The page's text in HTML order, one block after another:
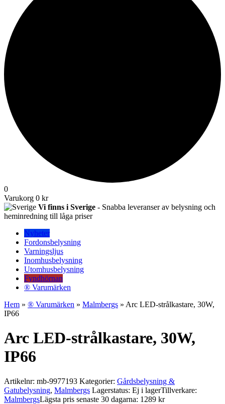
0
Varukorg 0 kr
Vi finns i Sverige - Snabba leveranser av belysning och
heminredning till låga priser
Nyheter
Fordonsbelysning
Varningsljus
Inomhusbelysning
Utomhusbelysning
Fyndhörnan
® Varumärken
Hem » ® Varumärken » Malmbergs » Arc LED-strålkastare, 30W,
IP66
Arc LED-strålkastare, 30W,
IP66
Artikelnr: mb-9977193 Kategorier: Gårdsbelysning &
Gatubelysning, Malmbergs Lagerstatus: Ej i lagerTillverkare:
MalmbergsLägsta pris senaste 30 dagarna: 1289 kr